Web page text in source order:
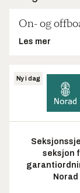
On- og
Les mer
Ny i dag
seksjon
Norad